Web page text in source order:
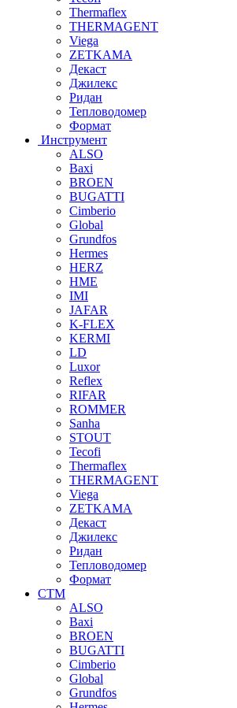
Thermaflex
THERMAGENT
Viega
ZETKAMA
Декаст
Джилекс
Ридан
Тепловодомер
Формат
Инструмент
ALSO
Baxi
BROEN
BUGATTI
Cimberio
Global
Grundfos
Hermes
HERZ
HME
IMI
JAFAR
K-FLEX
KERMI
LD
Luxor
Reflex
RIFAR
ROMMER
Sanha
STOUT
Tecofi
Thermaflex
THERMAGENT
Viega
ZETKAMA
Декаст
Джилекс
Ридан
Тепловодомер
Формат
СТМ
ALSO
Baxi
BROEN
BUGATTI
Cimberio
Global
Grundfos